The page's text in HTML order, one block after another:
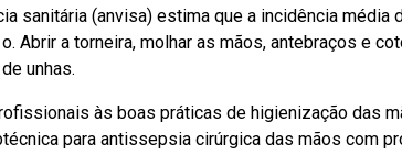
sanitária (anvisa) estima que a incidência média
Abrir a torneira, molhar as mãos, antebraços e
unhas.
às boas práticas de higienização das
para antissepsia cirúrgica das mãos com